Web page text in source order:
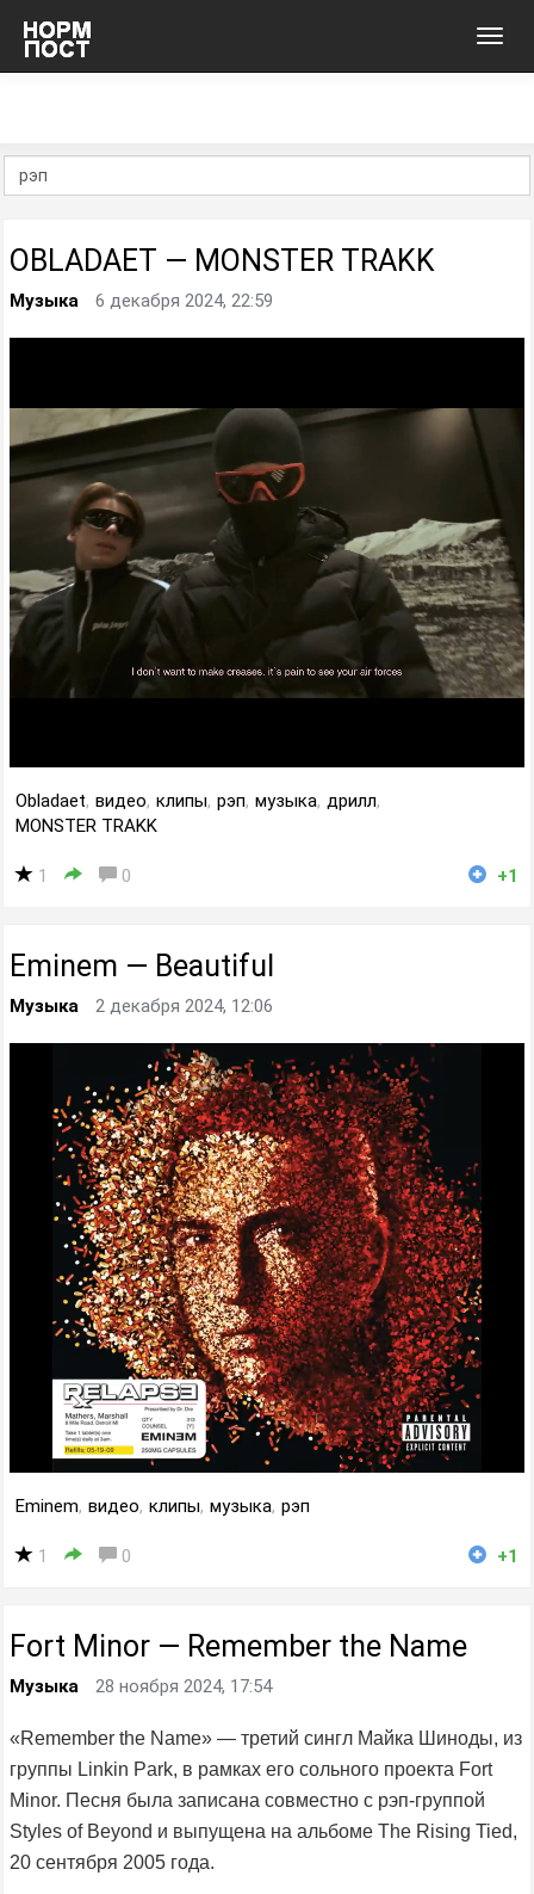
OBLADAET — MONSTER TRAKK
Музыка 6 декабря 2024, 22:59
Obladaet, видео, клипы, рэп, музыка, дрилл,
MONSTER TRAKK
1 0 +1
Eminem — Beautiful
Музыка 2 декабря 2024, 12:06
Eminem, видео, клипы, музыка, рэп
1 0 +1
Fort Minor — Remember the Name
Музыка 28 ноября 2024, 17:54
«Remember the Name» — третий сингл Майка Шиноды, из
группы Linkin Park, в рамках его сольного проекта Fort
Minor. Песня была записана совместно с рэп-группой
Styles of Beyond и выпущена на альбоме The Rising Tied,
20 сентября 2005 года.